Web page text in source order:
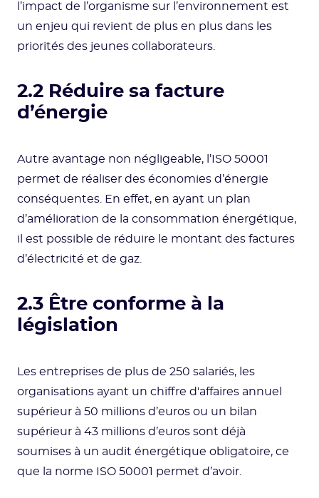
l’impact de l’organisme sur l’environnement est
un enjeu qui revient de plus en plus dans les
priorités des jeunes collaborateurs.
2.2 Réduire sa facture
d’énergie
Autre avantage non négligeable, l’ISO 50001
permet de réaliser des économies d’énergie
conséquentes. En effet, en ayant un plan
d’amélioration de la consommation énergétique,
il est possible de réduire le montant des factures
d’électricité et de gaz.
2.3 Être conforme à la
législation
Les entreprises de plus de 250 salariés, les
organisations ayant un chiffre d'affaires annuel
supérieur à 50 millions d’euros ou un bilan
supérieur à 43 millions d’euros sont déjà
soumises à un audit énergétique obligatoire, ce
que la norme ISO 50001 permet d’avoir.